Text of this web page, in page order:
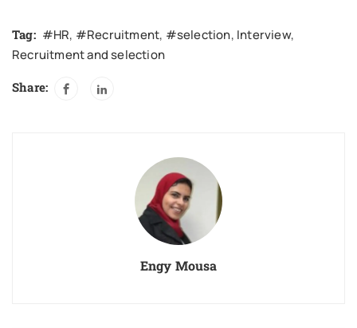
Tag: #HR, #Recruitment, #selection, Interview,
Recruitment and selection
Share:
Engy Mousa